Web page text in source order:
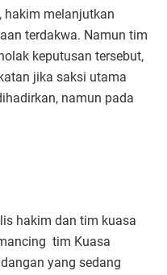
hakim melanjutkan
terdakwa. Namun tim
keputusan tersebut,
jika saksi utama
namun pada
hakim dan tim kuasa
tim Kuasa
yang sedang